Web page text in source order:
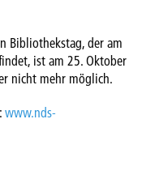
Bibliothekstag, der am
ist am 25. Oktober
nicht mehr möglich.
www.nds-